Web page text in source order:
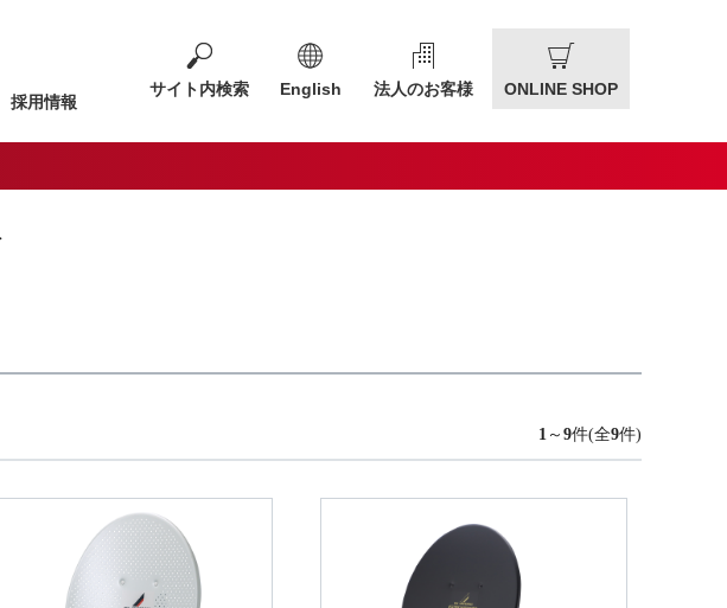
採用情報
サイト内検索 English 法人のお客様 ONLINE SHOP
1 ～ 9件(全9件)